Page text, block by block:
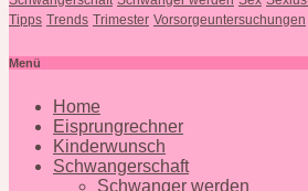
Tipps Trends Trimester Vorsorgeuntersuchungen
Menü
Home
Eisprungrechner
Kinderwunsch
Schwangerschaft
Schwanger werden